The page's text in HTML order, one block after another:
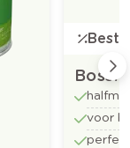
voor